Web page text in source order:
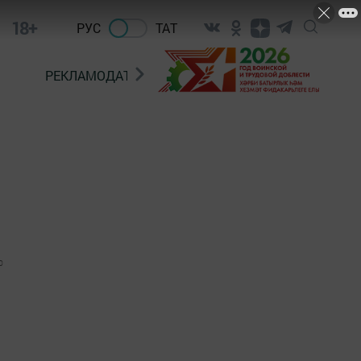
18+ РУС ТАТ
РЕКЛАМОДАТЕЛЯМ